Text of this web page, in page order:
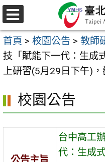
跳
至
主
要
內
區
選
單
首頁 > 校園公告 > 教師
技「賦能下一代：生成
上研習(5月29日下午)，
校園公告
台中高工
代：生成